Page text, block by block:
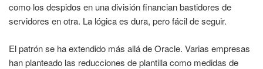
como los despidos en una división financian bastidores de
servidores en otra. La lógica es dura, pero fácil de seguir.
El patrón se ha extendido más allá de Oracle. Varias empresas
han planteado las reducciones de plantilla como medidas de